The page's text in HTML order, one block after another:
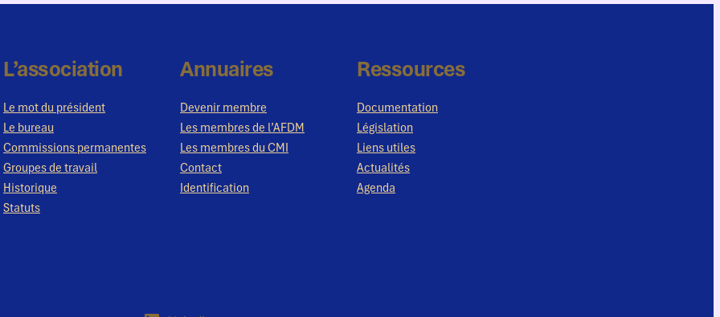
L’association
Le mot du président
Le bureau
Commissions permanentes
Groupes de travail
Historique
Statuts
Annuaires
Devenir membre
Les membres de l’AFDM
Les membres du CMI
Contact
Identification
Ressources
Documentation
Législation
Liens utiles
Actualités
Agenda